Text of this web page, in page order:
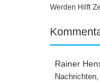
Werden Hilft
Rainer